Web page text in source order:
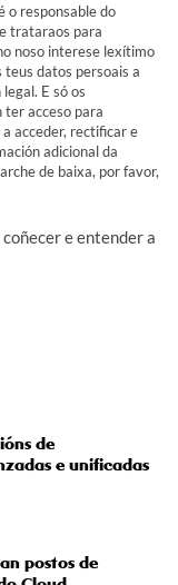
o responsable do
trataraos para
noso interese lexítimo
datos persoais a
E só os
ter acceso para
acceder, rectificar e
adicional da
de baixa, por favor,
e entender a
de
e unificadas
postos de